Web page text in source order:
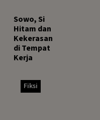
Sowo, Si
Hitam dan
Kekerasan
di Tempat
Kerja
Fiksi